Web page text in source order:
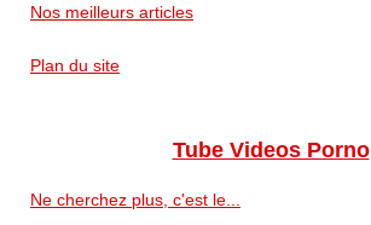
Nos meilleurs articles
Plan du site
Tube Videos Porno
Ne cherchez plus, c'est le...